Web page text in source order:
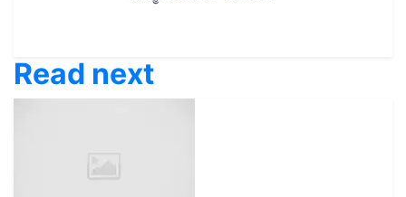
Read next